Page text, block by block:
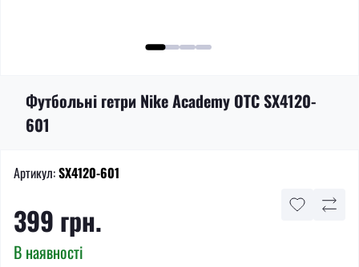
Футбольні гетри Nike Academy OTC SX4120-
601
Артикул:SX4120-601
399 грн.
В наявності